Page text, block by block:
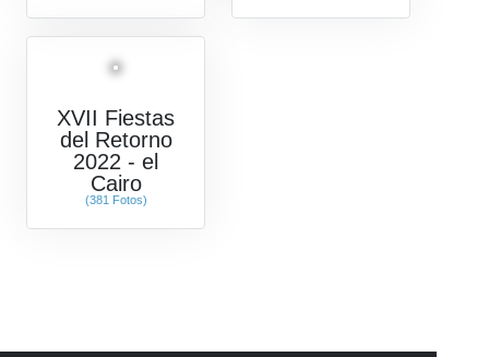
XVII Fiestas
del Retorno
2022 - el
Cairo
(381 Fotos)